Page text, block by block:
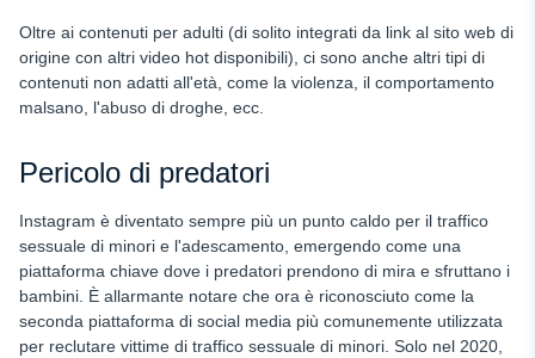
Oltre ai contenuti per adulti (di solito integrati da link al sito web di
origine con altri video hot disponibili), ci sono anche altri tipi di
contenuti non adatti all'età, come la violenza, il comportamento
malsano, l'abuso di droghe, ecc.
Pericolo di predatori
Instagram è diventato sempre più un punto caldo per il traffico
sessuale di minori e l'adescamento, emergendo come una
piattaforma chiave dove i predatori prendono di mira e sfruttano i
bambini. È allarmante notare che ora è riconosciuto come la
seconda piattaforma di social media più comunemente utilizzata
per reclutare vittime di traffico sessuale di minori. Solo nel 2020,